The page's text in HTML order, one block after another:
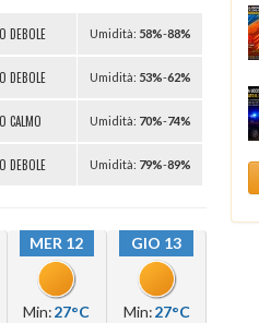
DEBOLE Umidità: 58%-88%
DEBOLE Umidità: 53%-62%
CALMO Umidità: 70%-74%
DEBOLE Umidità: 79%-89%
MER 12
Min:27°C
GIO 13
Min:27°C